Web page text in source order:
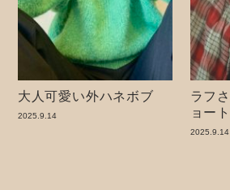
大人可愛い外ハネボブ
2025.9.14
ラフ
ョー
2025.9.14